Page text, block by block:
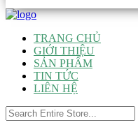
TRANG CHỦ
GIỚI THIỆU
SẢN PHẨM
TIN TỨC
LIÊN HỆ